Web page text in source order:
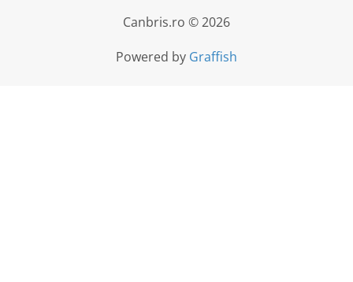
Canbris.ro © 2026
Powered by Graffish